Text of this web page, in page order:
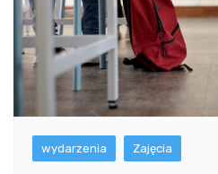
wydarzenia Zajęcia